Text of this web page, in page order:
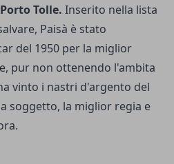
Tolle. Inserito nella lista
Paisà è stato
del 1950 per la miglior
pur non ottenendo l'ambita
vinto i nastri d'argento del
soggetto, la miglior regia e